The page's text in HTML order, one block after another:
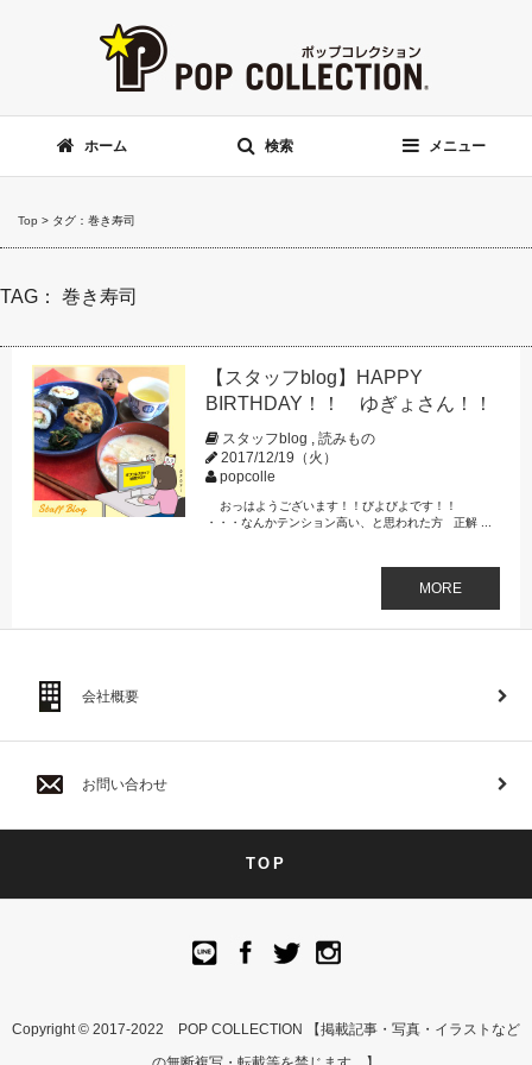
ホーム 検索 メニュー
Top > タグ：巻き寿司
TAG： 巻き寿司
【スタッフblog】HAPPY
BIRTHDAY！！ ゆぎょさん！！
スタッフblog , 読みもの
2017/12/19（火）
popcolle
おっはようございます！！びよびよです！！
・・・なんかテンション高い、と思われた方 正解 ...
MORE
会社概要
お問い合わせ
TOP
Copyright © 2017-2022 POP COLLECTION 【掲載記事・写真・イラストなど